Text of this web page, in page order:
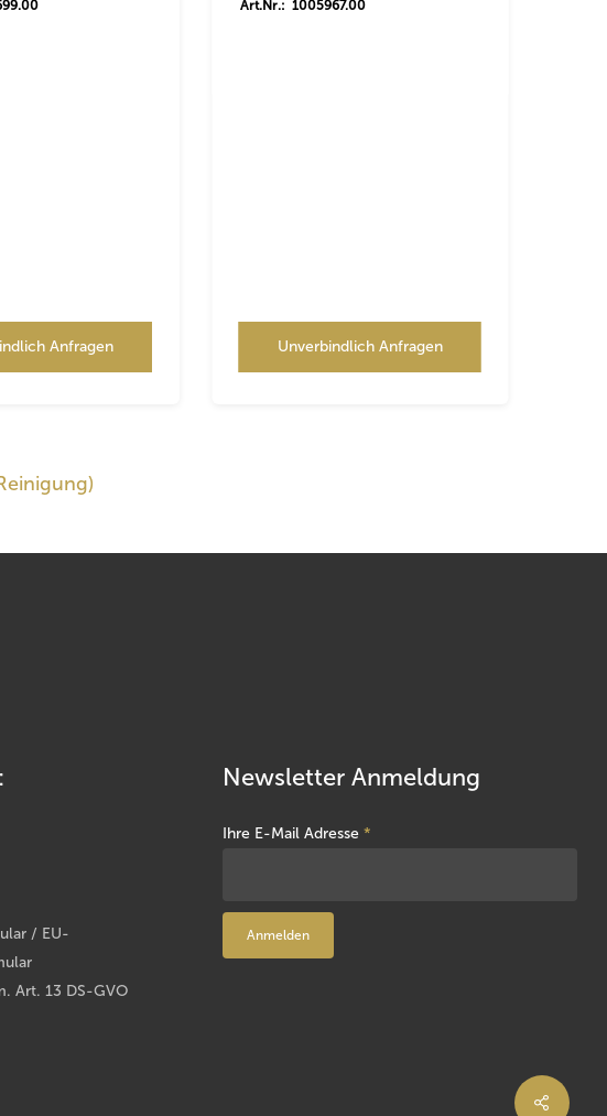
Anfragen
Art.Nr.: 1005967.00
Unverbindlich Anfragen
/ EU-
Art. 13 DS-GVO
Newsletter Anmeldung
Ihre E-Mail Adresse*